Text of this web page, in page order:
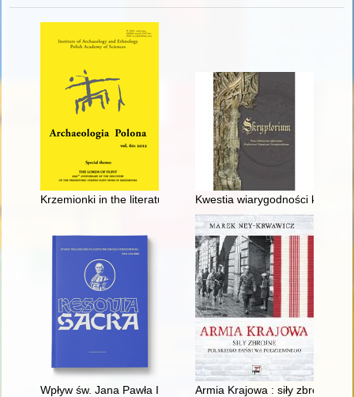
Krzemionki in the literature published in the years 1923-1939
Kwestia wiarygodności kroniki
Wpływ św. Jana Pawła II na zwoływanie i przeprowadzanie
Armia Krajowa : siły zbrojne